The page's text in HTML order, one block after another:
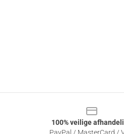
100% veilige